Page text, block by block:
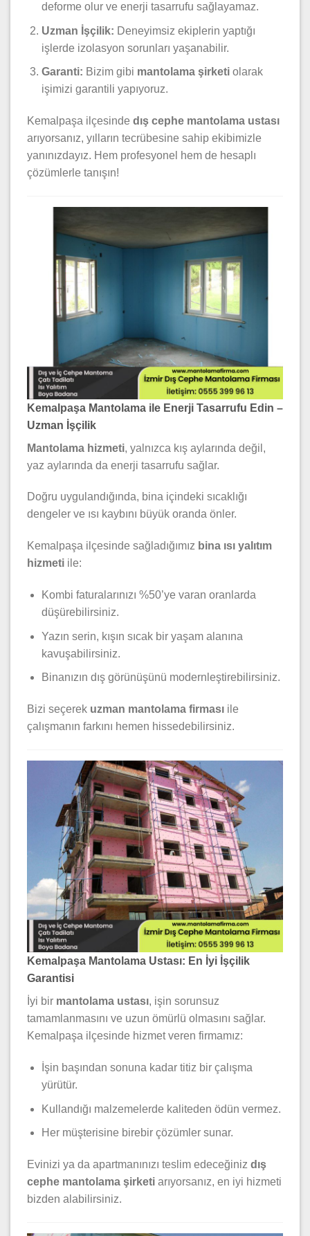
deforme olur ve enerji tasarrufu sağlayamaz.
Uzman İşçilik: Deneyimsiz ekiplerin yaptığı
işlerde izolasyon sorunları yaşanabilir.
Garanti: Bizim gibi mantolama şirketiolarak
işimizi garantili yapıyoruz.
Kemalpaşa ilçesinde dış cephe mantolama ustası
arıyorsanız, yılların tecrübesine sahip ekibimizle
yanınızdayız. Hem profesyonel hem de hesaplı
çözümlerle tanışın!
Kemalpaşa Mantolama ile Enerji Tasarrufu Edin –
Uzman İşçilik
Mantolama hizmeti, yalnızca kış aylarında değil,
yaz aylarında da enerji tasarrufu sağlar.
Doğru uygulandığında, bina içindeki sıcaklığı
dengeler ve ısı kaybını büyük oranda önler.
Kemalpaşa ilçesinde sağladığımız bina ısı yalıtım
hizmeti ile:
Kombi faturalarınızı %50’ye varan oranlarda
düşürebilirsiniz.
Yazın serin, kışın sıcak bir yaşam alanına
kavuşabilirsiniz.
Binanızın dış görünüşünü modernleştirebilirsiniz.
Bizi seçerek uzman mantolama firması ile
çalışmanın farkını hemen hissedebilirsiniz.
Kemalpaşa Mantolama Ustası: En İyi İşçilik
Garantisi
İyi bir mantolama ustası, işin sorunsuz
tamamlanmasını ve uzun ömürlü olmasını sağlar.
Kemalpaşa ilçesinde hizmet veren firmamız:
İşin başından sonuna kadar titiz bir çalışma
yürütür.
Kullandığı malzemelerde kaliteden ödün vermez.
Her müşterisine birebir çözümler sunar.
Evinizi ya da apartmanınızı teslim edeceğiniz dış
cephe mantolama şirketi arıyorsanız, en iyi hizmeti
bizden alabilirsiniz.